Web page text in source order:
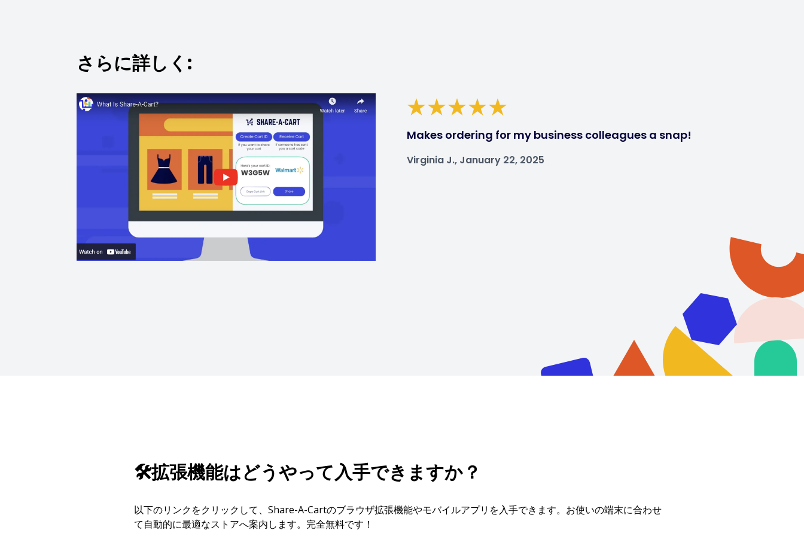
さらに詳しく:
Makes ordering for my business colleagues a snap!
Virginia J., January 22, 2025
🛠️拡張機能はどうやって入手できますか？
以下のリンクをクリックして、Share-A-Cartのブラウザ拡張機能やモバイルアプリを入手できます。お使いの端末に合わせ
て自動的に最適なストアへ案内します。完全無料です！